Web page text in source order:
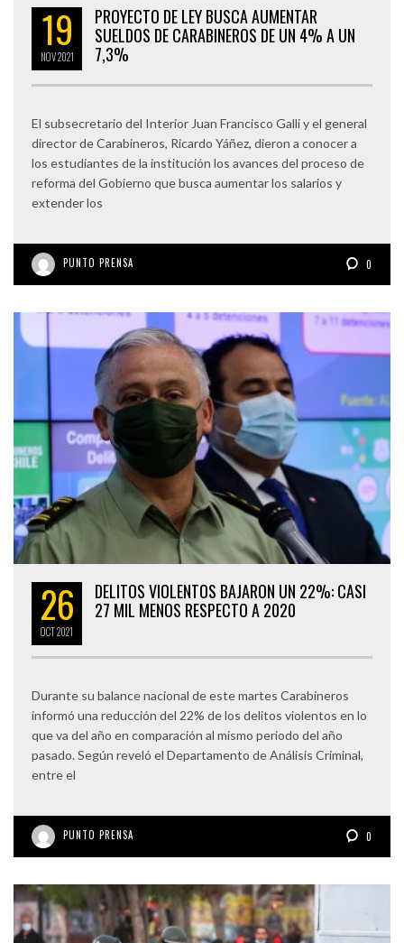
19
NOV2021
PROYECTO DE LEY BUSCA AUMENTAR
SUELDOS DE CARABINEROS DE UN 4% A UN
7,3%
El subsecretario del Interior Juan Francisco Galli y el general
director de Carabineros, Ricardo Yáñez, dieron a conocer a
los estudiantes de la institución los avances del proceso de
reforma del Gobierno que busca aumentar los salarios y
extender los
PUNTO PRENSA 0
26
OCT2021
DELITOS VIOLENTOS BAJARON UN 22%: CASI
27 MIL MENOS RESPECTO A 2020
Durante su balance nacional de este martes Carabineros
informó una reducción del 22% de los delitos violentos en lo
que va del año en comparación al mismo periodo del año
pasado. Según reveló el Departamento de Análisis Criminal,
entre el
PUNTO PRENSA 0